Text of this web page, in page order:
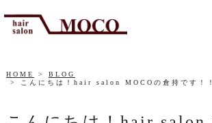
HOME
BLOG
こんにちは！hair salon MOCOの倉持です！